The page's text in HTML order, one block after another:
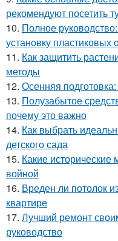
рекомендуют посетить
10. Полное
установку пластиковых
11. Как защитить
методы
12. Осенняя
13. Полузабытое
почему это важно
14. Как выбрать
детского сада
15. Какие
войной
16. Вреден ли потолок
квартире
17. Лучший ремонт
руководство